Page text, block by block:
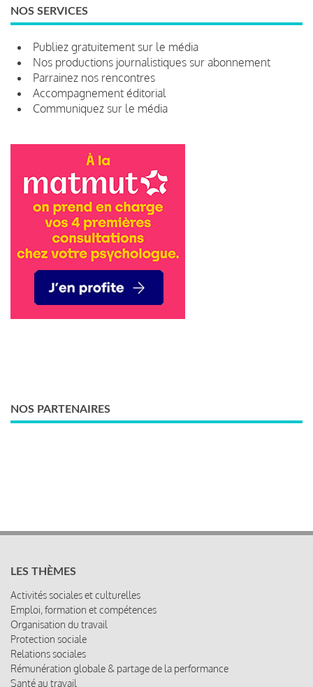
NOS SERVICES
Publiez gratuitement sur le média
Nos productions journalistiques sur abonnement
Parrainez nos rencontres
Accompagnement éditorial
Communiquez sur le média
NOS PARTENAIRES
LES THÈMES
Activités sociales et culturelles
Emploi, formation et compétences
Organisation du travail
Protection sociale
Relations sociales
Rémunération globale & partage de la performance
Santé au travail